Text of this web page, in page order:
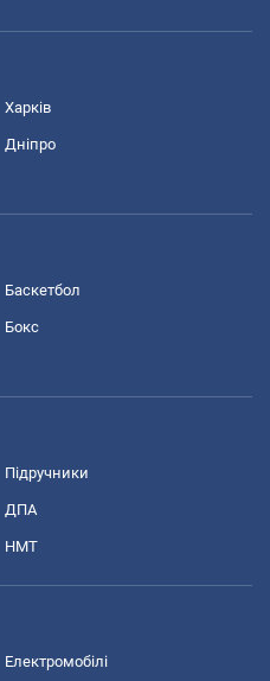
Харків
Дніпро
Баскетбол
Бокс
Підручники
ДПА
НМТ
Електромобілі